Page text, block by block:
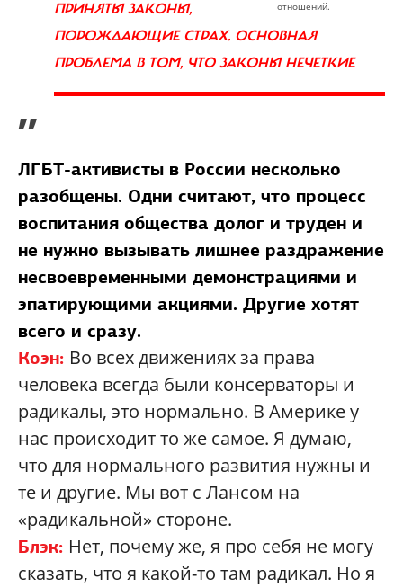
отношений.
ПРИНЯТЫ ЗАКОНЫ,
ПОРОЖДАЮЩИЕ СТРАХ. ОСНОВНАЯ
ПРОБЛЕМА В ТОМ, ЧТО ЗАКОНЫ НЕЧЕТКИЕ
”
ЛГБТ-активисты в России несколько
разобщены. Одни считают, что процесс
воспитания общества долог и труден и
не нужно вызывать лишнее раздражение
несвоевременными демонстрациями и
эпатирующими акциями. Другие хотят
всего и сразу.
Коэн: Во всех движениях за права
человека всегда были консерваторы и
радикалы, это нормально. В Америке у
нас происходит то же самое. Я думаю,
что для нормального развития нужны и
те и другие. Мы вот с Лансом на
«радикальной» стороне.
Блэк: Нет, почему же, я про себя не могу
сказать, что я какой-то там радикал. Но я